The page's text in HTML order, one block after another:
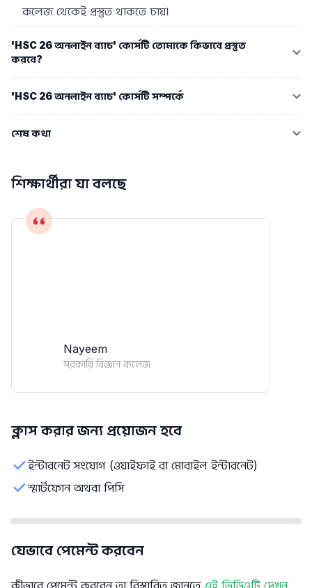
কলেজ থেকেই প্রস্তুত থাকতে চায়।
'HSC 26 অনলাইন ব্যাচ' কোর্সটি তোমাকে কিভাবে প্রস্তুত
করবে?
'HSC 26 অনলাইন ব্যাচ' কোর্সটি সম্পর্কে
শেষ কথা
শিক্ষার্থীরা যা বলছে
Nayeem
সরকারি বিজ্ঞান কলেজ
ক্লাস করার জন্য প্রয়োজন হবে
ইন্টারনেট সংযোগ (ওয়াইফাই বা মোবাইল ইন্টারনেট)
স্মার্টফোন অথবা পিসি
যেভাবে পেমেন্ট করবেন
কীভাবে পেমেন্ট করবেন তা বিস্তারিত জানতে এই ভিডিওটি দেখুন